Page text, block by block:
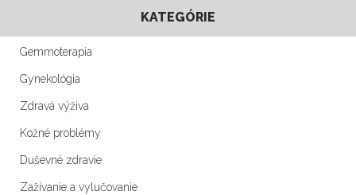
KATEGÓRIE
Gemmoterapia
Gynekológia
Zdravá výživa
Kožné problémy
Duševné zdravie
Zažívanie a vylučovanie